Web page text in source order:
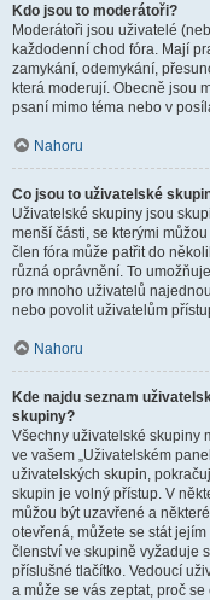
Kdo jsou to moderátoři?
Moderátoři jsou uživatelé
každodenní chod fóra. Mají
zamykání, odemykání,
která moderují. Obecně jsou
psaní mimo téma nebo v
Nahoru
Co jsou to uživatelské
Uživatelské skupiny jsou
menší části, se kterými
člen fóra může patřit do
různá oprávnění. To
pro mnoho uživatelů
nebo povolit uživatelům
Nahoru
Kde najdu seznam
skupiny?
Všechny uživatelské skupiny
ve vašem „Uživatelském
uživatelských skupin,
skupin je volný přístup. V
můžou být uzavřené a
otevřená, můžete se stát
členství ve skupině vyžaduje
příslušné tlačítko. Vedoucí
a může se vás zeptat, proč